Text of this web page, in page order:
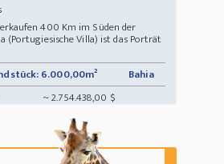
400 Km im Süden der
(Portugiesische Villa) ist das Porträt
6.000,00m²
Bahia
~ 2.754.438,00 $